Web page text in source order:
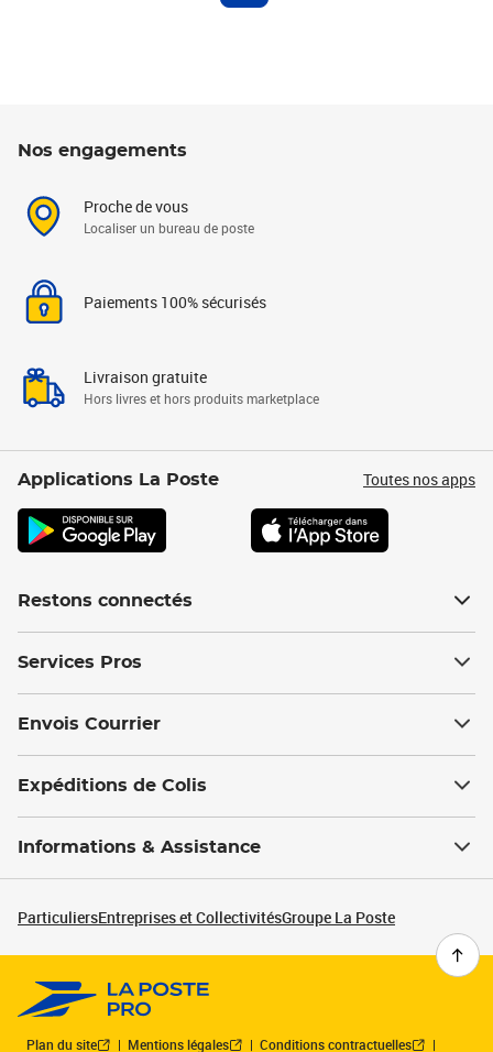
Nos engagements
Proche de vous
Localiser un bureau de poste
Paiements 100% sécurisés
Livraison gratuite
Hors livres et hors produits marketplace
Applications La Poste Toutes nos apps
Restons connectés
Services Pros
Envois Courrier
Expéditions de Colis
Informations & Assistance
ParticuliersEntreprises et CollectivitésGroupe La Poste
Plan du site Mentions légales Conditions contractuelles